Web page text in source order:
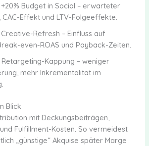
+20% Budget in Social – erwarteter
CAC-Effekt und LTV-Folgeeffekte.
Refresh – Einfluss auf
even-ROAS und Payback-Zeiten.
Retargeting-Kappung – weniger
mehr Inkrementalität im
Blick
mit Deckungsbeiträgen,
Fulfillment-Kosten. So vermeidest
„günstige“ Akquise später Marge